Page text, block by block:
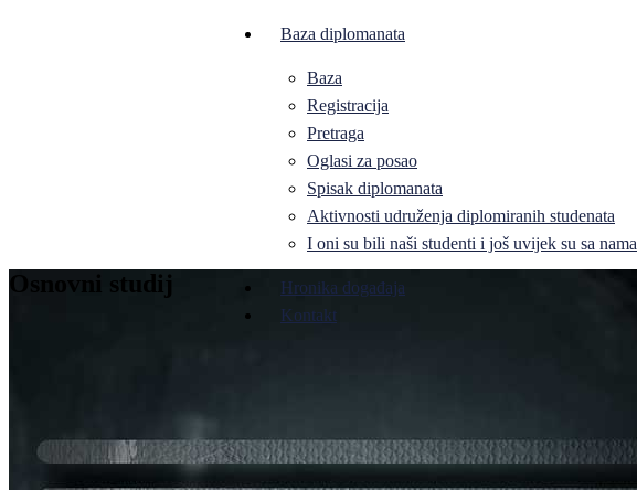
Baza diplomanata
Baza
Registracija
Pretraga
Oglasi za posao
Spisak diplomanata
Aktivnosti udruženja diplomiranih studenata
I oni su bili naši studenti i još uvijek su sa nama
Hronika događaja
Kontakt
Osnovni studij